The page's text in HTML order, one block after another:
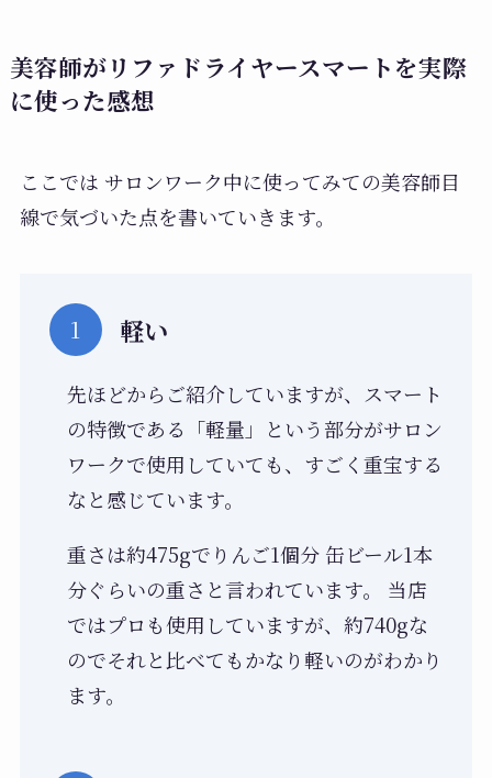
美容師がリファドライヤースマートを実際
に使った感想
ここでは サロンワーク中に使ってみての美容師目
線で気づいた点を書いていきます。
軽い
先ほどからご紹介していますが、スマート
の特徴である「軽量」という部分がサロン
ワークで使用していても、すごく重宝する
なと感じています。
重さは約475gでりんご1個分 缶ビール1本
分ぐらいの重さと言われています。 当店
ではプロも使用していますが、約740gな
のでそれと比べてもかなり軽いのがわかり
ます。